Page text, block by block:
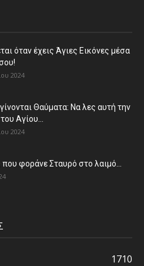
όταν έχεις Άγιες Εικόνες μέσα
2024
Θαύματα: Να λες αυτή την
Αγίου...
2024
που φοράνε Σταυρό στο λαιμό…
1710